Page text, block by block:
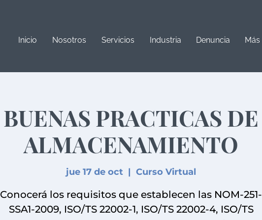
Inicio Nosotros Servicios Industria Denuncia Más
BUENAS PRACTICAS DE
ALMACENAMIENTO
jue 17 de oct
  |
Curso Virtual
Conocerá los requisitos que establecen las NOM-251-
SSA1-2009, ISO/TS 22002-1, ISO/TS 22002-4, ISO/TS